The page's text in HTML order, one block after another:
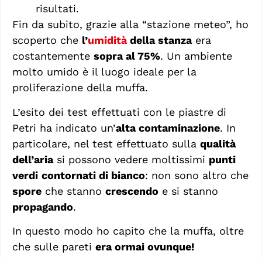
risultati.
Fin da subito, grazie alla “stazione meteo”, ho
scoperto che l’umiditàdella stanzaera
costantemente sopra al 75%. Un ambiente
molto umido è il luogo ideale per la
proliferazione della muffa.
L’esito dei test effettuati con le piastre di
Petri ha indicato un’alta contaminazione. In
particolare, nel test effettuato sulla qualità
dell’ariasi possono vedere moltissimi punti
verdi contornati di bianco: non sono altro che
spore che stanno crescendo e si stanno
propagando.
In questo modo ho capito che la muffa, oltre
che sulle pareti era ormai ovunque!